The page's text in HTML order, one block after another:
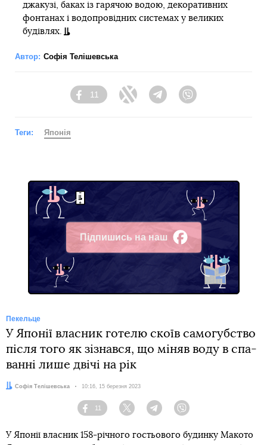
джакузі, баках із гарячою водою, декоративних
фонтанах і водопровідних системах у великих
будівлях.
Автор: Софія Телішевська
Facebook
11
Twitter Telegram
Теги: Японія
Підпишись на наш
Facebook
Пекельце
У Японії власник готелю скоїв самогубство
після того як зізнався, що міняв воду в спа-
ванні лише двічі на рік
Автор:
Софія Телішевська Дата:
10:16, 15 березня 2023
Facebook
11
Twitter Telegram
У Японії власник 158-річного гостьового будинку Макото